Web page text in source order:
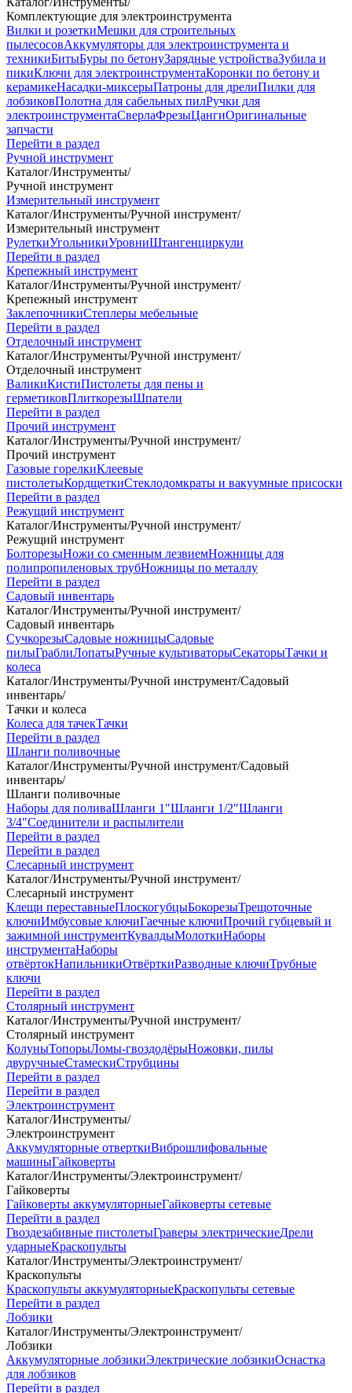
Комплектующие для электроинструмента
Вилки и розеткиМешки для строительных
пылесосовАккумуляторы для электроинструмента и
техникиБитыБуры по бетонуЗарядные устройстваЗубила и
пикиКлючи для электроинструментаКоронки по бетону и
керамикеНасадки-миксерыПатроны для дрелиПилки для
лобзиковПолотна для сабельных пилРучки для
электроинструментаСверлаФрезыЦангиОригинальные
запчасти
Перейти в раздел
Ручной инструмент
Каталог/Инструменты/
Ручной инструмент
Измерительный инструмент
Каталог/Инструменты/Ручной инструмент/
Измерительный инструмент
РулеткиУгольникиУровниШтангенциркули
Перейти в раздел
Крепежный инструмент
Каталог/Инструменты/Ручной инструмент/
Крепежный инструмент
ЗаклепочникиСтеплеры мебельные
Перейти в раздел
Отделочный инструмент
Каталог/Инструменты/Ручной инструмент/
Отделочный инструмент
ВаликиКистиПистолеты для пены и
герметиковПлиткорезыШпатели
Перейти в раздел
Прочий инструмент
Каталог/Инструменты/Ручной инструмент/
Прочий инструмент
Газовые горелкиКлеевые
пистолетыКордщеткиСтеклодомкраты и вакуумные присоски
Перейти в раздел
Режущий инструмент
Каталог/Инструменты/Ручной инструмент/
Режущий инструмент
БолторезыНожи со сменным лезвиемНожницы для
полипропиленовых трубНожницы по металлу
Перейти в раздел
Садовый инвентарь
Каталог/Инструменты/Ручной инструмент/
Садовый инвентарь
СучкорезыСадовые ножницыСадовые
пилыГраблиЛопатыРучные культиваторыСекаторыТачки и
колеса
Каталог/Инструменты/Ручной инструмент/Садовый
инвентарь/
Тачки и колеса
Колеса для тачекТачки
Перейти в раздел
Шланги поливочные
Каталог/Инструменты/Ручной инструмент/Садовый
инвентарь/
Шланги поливочные
Наборы для поливаШланги 1"Шланги 1/2"Шланги
3/4"Соединители и распылители
Перейти в раздел
Перейти в раздел
Слесарный инструмент
Каталог/Инструменты/Ручной инструмент/
Слесарный инструмент
Клещи переставныеПлоскогубцыБокорезыТрещоточные
ключиИмбусовые ключиГаечные ключиПрочий губцевый и
зажимной инструментКувалдыМолоткиНаборы
инструментаНаборы
отвёртокНапильникиОтвёрткиРазводные ключиТрубные
ключи
Перейти в раздел
Столярный инструмент
Каталог/Инструменты/Ручной инструмент/
Столярный инструмент
КолуныТопорыЛомы-гвоздодёрыНожовки, пилы
двуручныеСтамескиСтрубцины
Перейти в раздел
Перейти в раздел
Электроинструмент
Каталог/Инструменты/
Электроинструмент
Аккумуляторные отверткиВиброшлифовальные
машиныГайковерты
Каталог/Инструменты/Электроинструмент/
Гайковерты
Гайковерты аккумуляторныеГайковерты сетевые
Перейти в раздел
Гвоздезабивные пистолетыГраверы электрическиеДрели
ударныеКраскопульты
Каталог/Инструменты/Электроинструмент/
Краскопульты
Краскопульты аккумуляторныеКраскопульты сетевые
Перейти в раздел
Лобзики
Каталог/Инструменты/Электроинструмент/
Лобзики
Аккумуляторные лобзикиЭлектрические лобзикиОснастка
для лобзиков
Перейти в раздел